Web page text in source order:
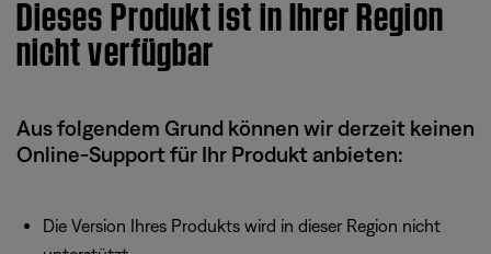
Dieses Produkt ist in Ihrer Region
nicht verfügbar
Aus folgendem Grund können wir derzeit keinen
Online-Support für Ihr Produkt anbieten:
Die Version Ihres Produkts wird in dieser Region nicht